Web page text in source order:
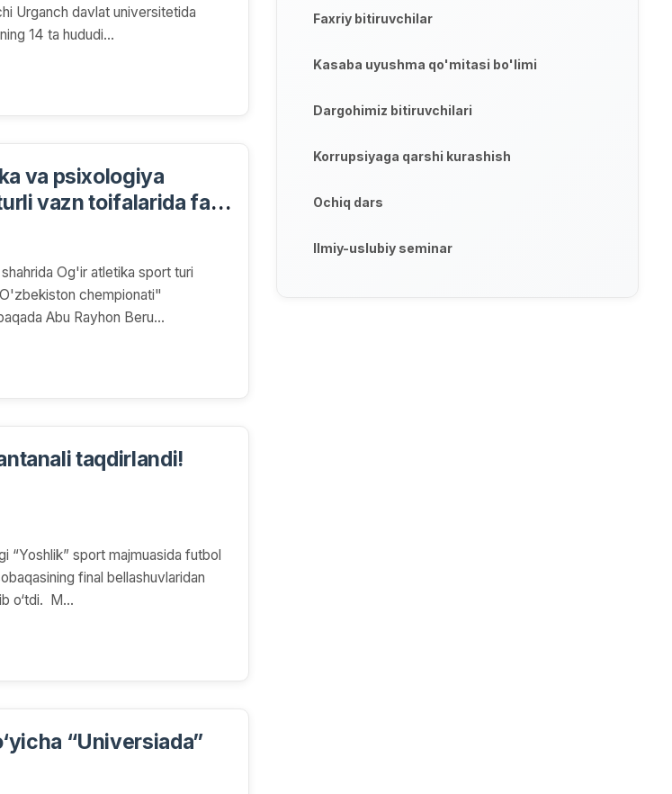
Urganch davlat universitetida
14 ta hududi...
va psixologiya
vazn toifalarida faol
medallarni qo'lga
Og'ir atletika sport turi
chempionati"
Abu Rayhon Beru...
tantanali taqdirlandi!
“Yoshlik” sport majmuasida futbol
final bellashuvlaridan
o‘tdi. M...
“Universiada”
Faxriy bitiruvchilar
Kasaba uyushma qo'mitasi bo'limi
Dargohimiz bitiruvchilari
Korrupsiyaga qarshi kurashish
Ochiq dars
Ilmiy-uslubiy seminar